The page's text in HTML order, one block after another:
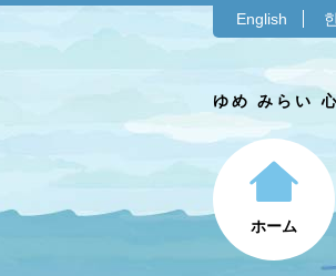
English
ゆめ みらい
ホーム